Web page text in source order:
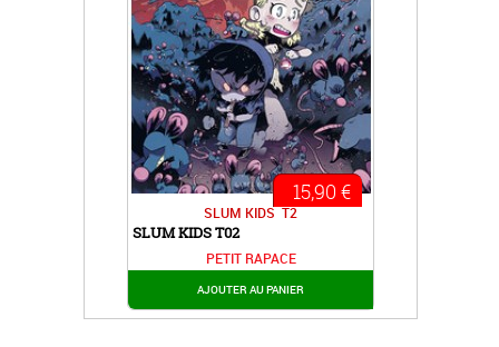
SLUM KIDS T2
SLUM KIDS T02
PETIT RAPACE
15,90 €
AJOUTER AU PANIER